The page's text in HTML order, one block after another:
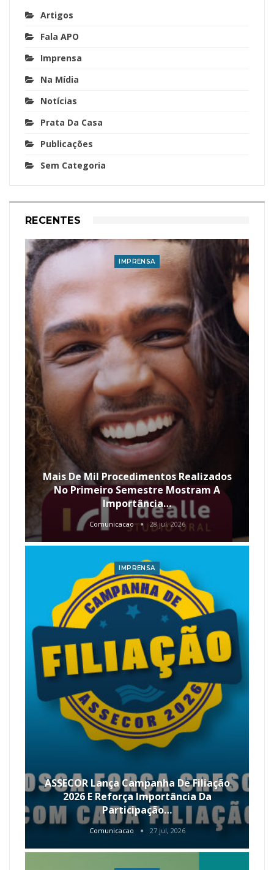
Artigos
Fala APO
Imprensa
Na Mídia
Notícias
Prata Da Casa
Publicações
Sem Categoria
RECENTES
IMPRENSA
Mais De Mil Procedimentos Realizados
No Primeiro Semestre Mostram A
Importância…
Comunicacao 28 jul, 2026
IMPRENSA
ASSECOR Lança Campanha De Filiação
2026 E Reforça Importância Da
Participação…
Comunicacao 27 jul, 2026